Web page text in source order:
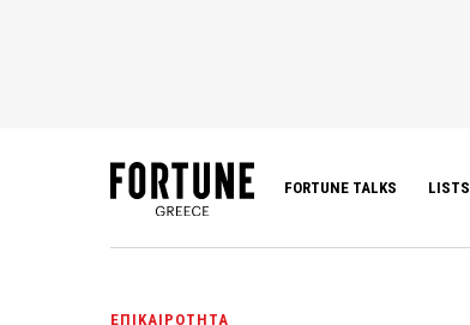
FORTUNE TALKS LISTS
ΕΠΙΚΑΙΡΟΤΗΤΑ